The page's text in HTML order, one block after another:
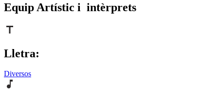
Equip Artístic i intèrprets
Lletra:
Diversos